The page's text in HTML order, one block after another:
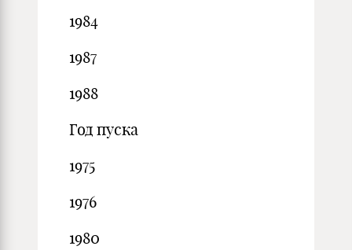
1984
1987
1988
Год пуска
1975
1976
1980